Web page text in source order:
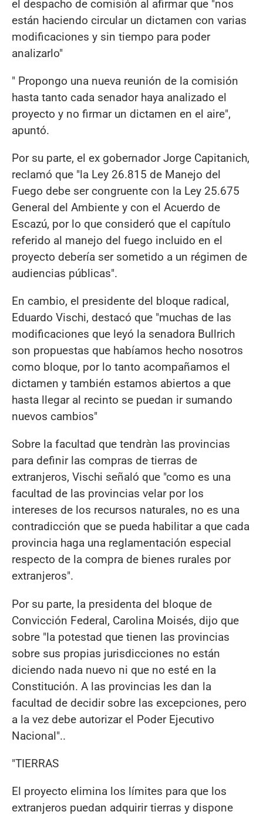
el despacho de comisión al afirmar que "nos
están haciendo circular un dictamen con varias
modificaciones y sin tiempo para poder
analizarlo"
" Propongo una nueva reunión de la comisión
hasta tanto cada senador haya analizado el
proyecto y no firmar un dictamen en el aire",
apuntó.
Por su parte, el ex gobernador Jorge Capitanich,
reclamó que "la Ley 26.815 de Manejo del
Fuego debe ser congruente con la Ley 25.675
General del Ambiente y con el Acuerdo de
Escazú, por lo que consideró que el capítulo
referido al manejo del fuego incluido en el
proyecto debería ser sometido a un régimen de
audiencias públicas".
En cambio, el presidente del bloque radical,
Eduardo Vischi, destacó que "muchas de las
modificaciones que leyó la senadora Bullrich
son propuestas que habíamos hecho nosotros
como bloque, por lo tanto acompañamos el
dictamen y también estamos abiertos a que
hasta llegar al recinto se puedan ir sumando
nuevos cambios"
Sobre la facultad que tendràn las provincias
para definir las compras de tierras de
extranjeros, Vischi señaló que "como es una
facultad de las provincias velar por los
intereses de los recursos naturales, no es una
contradicción que se pueda habilitar a que cada
provincia haga una reglamentación especial
respecto de la compra de bienes rurales por
extranjeros".
Por su parte, la presidenta del bloque de
Convicción Federal, Carolina Moisés, dijo que
sobre "la potestad que tienen las provincias
sobre sus propias jurisdicciones no están
diciendo nada nuevo ni que no esté en la
Constitución. A las provincias les dan la
facultad de decidir sobre las excepciones, pero
a la vez debe autorizar el Poder Ejecutivo
Nacional"..
"TIERRAS
El proyecto elimina los límites para que los
extranjeros puedan adquirir tierras y dispone